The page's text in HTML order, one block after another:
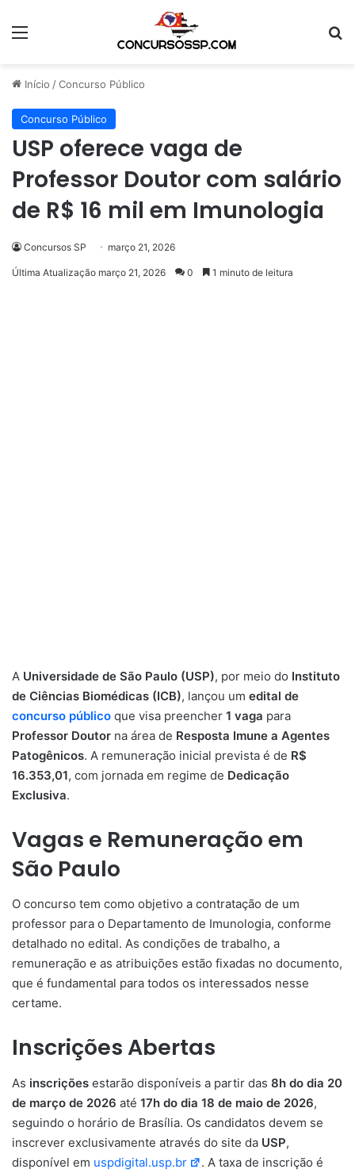
Menu
Início /Concurso Público
Concurso Público
USP oferece vaga de
Professor Doutor com salário
de R$ 16 mil em Imunologia
Concursos SP março 21, 2026
Última Atualização março 21, 2026 0 1 minuto de leitura
A Universidade de São Paulo (USP), por meio do Instituto
de Ciências Biomédicas (ICB), lançou um edital de
concurso público que visa preencher 1 vaga para
Professor Doutor na área de Resposta Imune a Agentes
Patogênicos. A remuneração inicial prevista é de R$
16.353,01, com jornada em regime de Dedicação
Exclusiva.
Vagas e Remuneração em
São Paulo
O concurso tem como objetivo a contratação de um
professor para o Departamento de Imunologia, conforme
detalhado no edital. As condições de trabalho, a
remuneração e as atribuições estão fixadas no documento,
que é fundamental para todos os interessados nesse
certame.
Inscrições Abertas
As inscrições estarão disponíveis a partir das 8h do dia 20
de março de 2026 até 17h do dia 18 de maio de 2026,
seguindo o horário de Brasília. Os candidatos devem se
inscrever exclusivamente através do site da USP,
disponível em uspdigital.usp.br
. A taxa de inscrição é